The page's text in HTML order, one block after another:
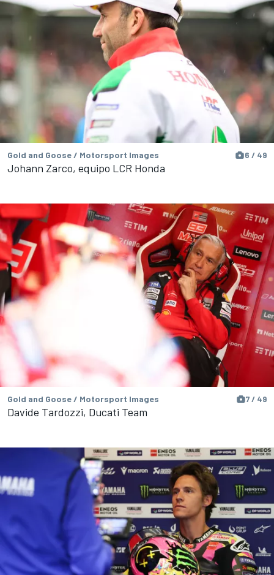
Gold and Goose / Motorsport Images 6 / 49
Johann Zarco, equipo LCR Honda
Gold and Goose / Motorsport Images 7 / 49
Davide Tardozzi, Ducati Team